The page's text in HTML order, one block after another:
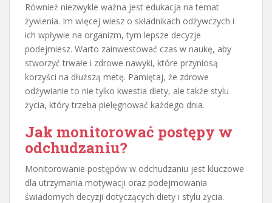
Również niezwykle ważna jest edukacja na temat
żywienia. Im więcej wiesz o składnikach odżywczych i
ich wpływie na organizm, tym lepsze decyzje
podejmiesz. Warto zainwestować czas w naukę, aby
stworzyć trwałe i zdrowe nawyki, które przyniosą
korzyści na dłuższą metę. Pamiętaj, że zdrowe
odżywianie to nie tylko kwestia diety, ale także stylu
życia, który trzeba pielęgnować każdego dnia.
Jak monitorować postępy w
odchudzaniu?
Monitorowanie postępów w odchudzaniu jest kluczowe
dla utrzymania motywacji oraz podejmowania
świadomych decyzji dotyczących diety i stylu życia.